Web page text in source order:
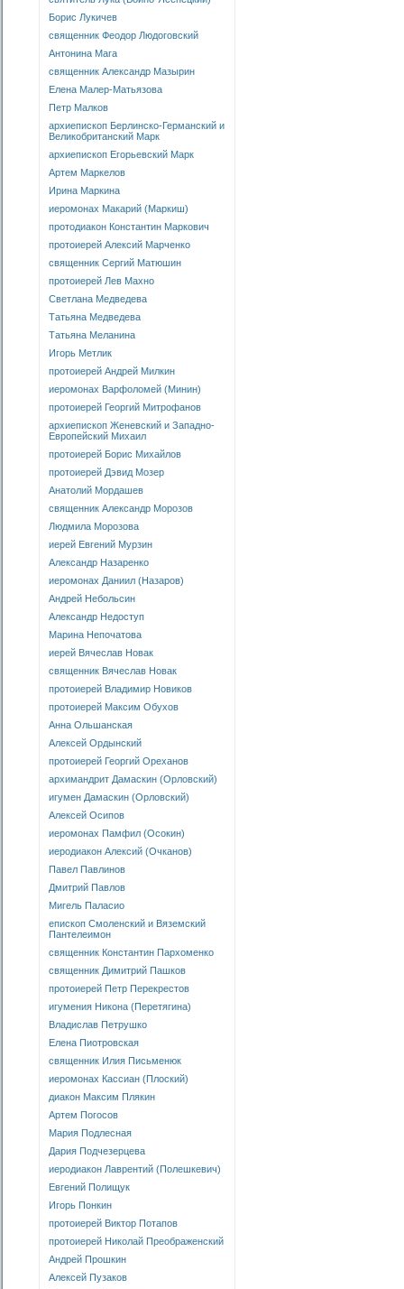
Борис Лукичев
священник Феодор Людоговский
Антонина Мага
священник Александр Мазырин
Елена Малер-Матьязова
Петр Малков
архиепископ Берлинско-Германский и
Великобританский Марк
архиепископ Егорьевский Марк
Артем Маркелов
Ирина Маркина
иеромонах Макарий (Маркиш)
протодиакон Константин Маркович
протоиерей Алексий Марченко
священник Сергий Матюшин
протоиерей Лев Махно
Светлана Медведева
Татьяна Медведева
Татьяна Меланина
Игорь Метлик
протоиерей Андрей Милкин
иеромонах Варфоломей (Минин)
протоиерей Георгий Митрофанов
архиепископ Женевский и Западно-
Европейский Михаил
протоиерей Борис Михайлов
протоиерей Дэвид Мозер
Анатолий Мордашев
священник Александр Морозов
Людмила Морозова
иерей Евгений Мурзин
Александр Назаренко
иеромонах Даниил (Назаров)
Андрей Небольсин
Александр Недоступ
Марина Непочатова
иерей Вячеслав Новак
священник Вячеслав Новак
протоиерей Владимир Новиков
протоиерей Максим Обухов
Анна Ольшанская
Алексей Ордынский
протоиерей Георгий Ореханов
архимандрит Дамаскин (Орловский)
игумен Дамаскин (Орловский)
Алексей Осипов
иеромонах Памфил (Осокин)
иеродиакон Алексий (Очканов)
Павел Павлинов
Дмитрий Павлов
Мигель Паласио
епископ Смоленский и Вяземский
Пантелеимон
священник Константин Пархоменко
священник Димитрий Пашков
протоиерей Петр Перекрестов
игумения Никона (Перетягина)
Владислав Петрушко
Елена Пиотровская
священник Илия Письменюк
иеромонах Кассиан (Плоский)
диакон Максим Плякин
Артем Погосов
Мария Подлесная
Дария Подчезерцева
иеродиакон Лаврентий (Полешкевич)
Евгений Полищук
Игорь Понкин
протоиерей Виктор Потапов
протоиерей Николай Преображенский
Андрей Прошкин
Алексей Пузаков